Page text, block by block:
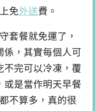
免外送費。
套餐就免運了，
，其實每個人可
不完可以冷凍，覆
或是當作明天早餐
不算多，真的很